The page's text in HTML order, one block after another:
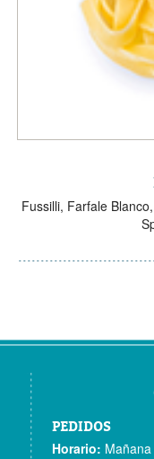
Fussilli, Farfale
PEDIDOS
Horario: